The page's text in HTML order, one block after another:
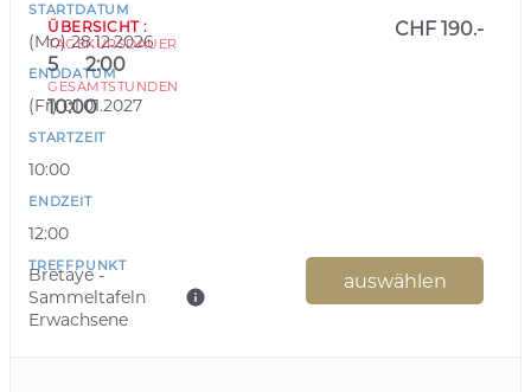
STARTDATUM
(Mo) 28.12.2026
ENDDATUM
(Fr) 01.01.2027
STARTZEIT
10:00
ENDZEIT
12:00
TREFFPUNKT
Bretaye -
Sammeltafeln
Erwachsene
ÜBERSICHT :
TAGE
5
KURSDAUER
2:00
GESAMTSTUNDEN
10:00
CHF 190.-
auswählen